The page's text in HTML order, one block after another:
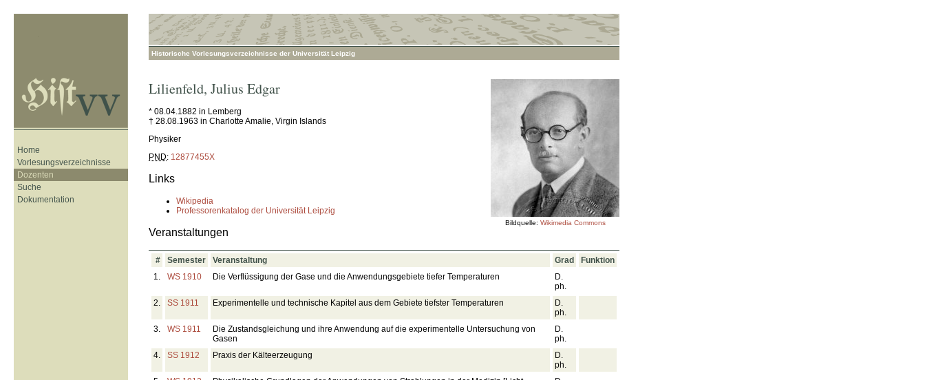
Historische Vorlesungsverzeichnisse der Universität Leipzig
Bildquelle: Wikimedia Commons
Lilienfeld, Julius Edgar
* 08.04.1882 in Lemberg
† 28.08.1963 in Charlotte Amalie, Virgin Islands
Physiker
PND: 12877455X
Links
Wikipedia
Professorenkatalog der Universität Leipzig
Veranstaltungen
# Semester Veranstaltung Grad
Funktion
1.
WS 1910 Die Verflüssigung der Gase und die Anwendungsgebiete tiefer Temperaturen
D.
ph.
2.
SS 1911 Experimentelle und technische Kapitel aus dem Gebiete tiefster Temperaturen
D.
ph.
3.
WS 1911
Die Zustandsgleichung und ihre Anwendung auf die experimentelle Untersuchung von
Gasen
D.
ph.
4.
SS 1912 Praxis der Kälteerzeugung
D.
ph.
Home
Vorlesungsverzeichnisse
Dozenten
Suche
Dokumentation